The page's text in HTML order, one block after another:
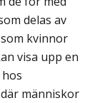
delas av
kvinnor
visa upp en
människor